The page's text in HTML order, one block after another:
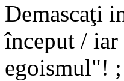
Demascaţi
început /
egoismul"!